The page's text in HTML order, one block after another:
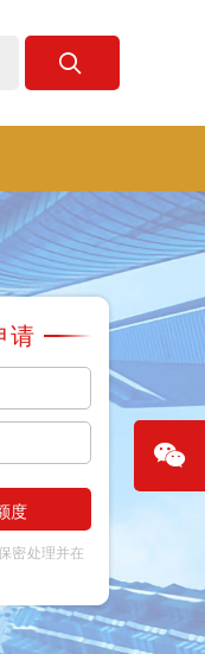
请
度
密处理并在